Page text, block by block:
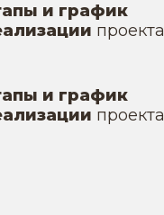
и график
проекта
и график
проекта